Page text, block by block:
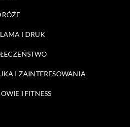
I DRUK
I ZAINTERESOWANIA
I FITNESS